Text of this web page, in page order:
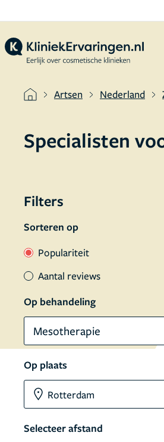
Artsen Nederland
Specialisten
Filters
Sorteren op
Populariteit
Aantal reviews
Op behandeling
Mesotherapie
Op plaats
Selecteer afstand